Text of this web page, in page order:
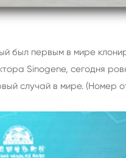
был первым в мире
Sinogene, сегодня
случай в мире. (Номер